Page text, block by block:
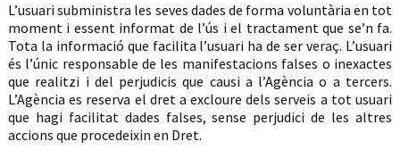
L’usuari subministra les seves dades de forma voluntària en tot
moment i essent informat de l’ús i el tractament que se’n fa.
Tota la informació que facilita l’usuari ha de ser veraç. L’usuari
és l’únic responsable de les manifestacions falses o inexactes
que realitzi i del perjudicis que causi a l’Agència o a tercers.
L’Agència es reserva el dret a excloure dels serveis a tot usuari
que hagi facilitat dades falses, sense perjudici de les altres
accions que procedeixin en Dret.